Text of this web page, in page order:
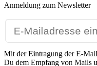
Anmeldung zum Newsletter
Mit der Eintragung der E-
Du dem Empfang von Mails